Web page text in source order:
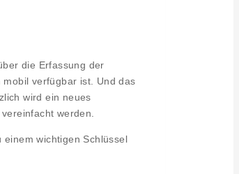
die Erfassung der
verfügbar ist. Und das
wird ein neues
werden.
einem wichtigen Schlüssel